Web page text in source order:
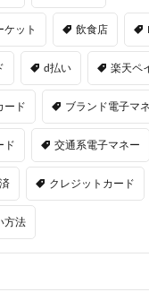
ケット 飲食店
d払い 楽天ペ
ード ブランド電子マ
ド 交通系電子マネー
クレジットカード
方法